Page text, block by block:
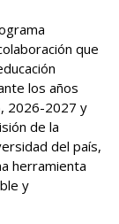
que
los años
2026-2027 y
de la
del país,
herramienta
y